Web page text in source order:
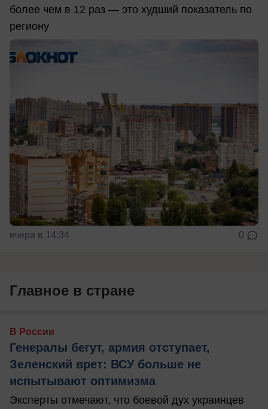
более чем в 12 раз — это худший показатель по
региону
вчера в 14:34 0
Главное в стране
В России
Генералы бегут, армия отступает,
Зеленский врет: ВСУ больше не
испытывают оптимизма
Эксперты отмечают, что боевой дух украинцев